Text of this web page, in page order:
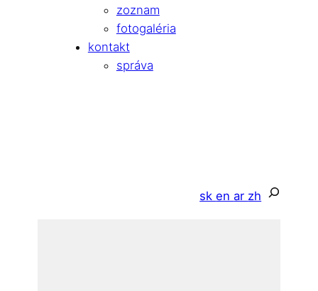
zoznam
fotogaléria
kontakt
správa
skenar zh Hľadať